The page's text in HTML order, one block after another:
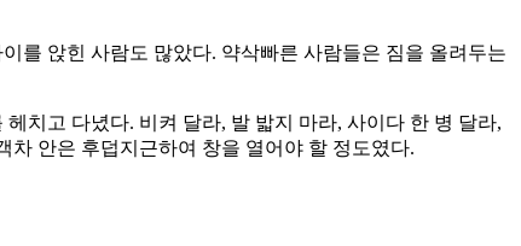
를 앉힌 사람도 많았다. 약삭빠른 사람들은 짐을 올려두는
치고 다녔다. 비켜 달라, 발 밟지 마라, 사이다 한 병 달라,
안은 후덥지근하여 창을 열어야 할 정도였다.